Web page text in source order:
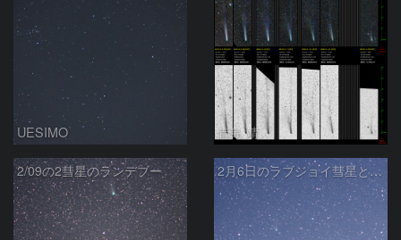
UESIMO 青島 靖
2/09の2彗星のランデブー 2月6日のラブジョイ彗星とリニア彗星